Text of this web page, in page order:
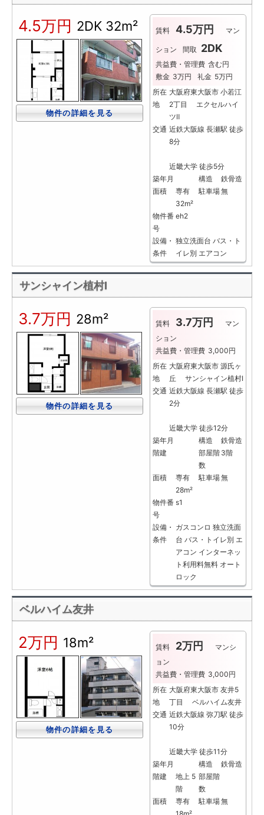
4.5万円 2DK 32m²
物件の詳細を見る
賃料 4.5万円 マン
ション 間取 2DK
共益費・管理費 含む円
敷金 3万円 礼金 5万円
所在
地
大阪府東大阪市 小若江
2丁目 エクセルハイ
ツⅡ
交通 近鉄大阪線 長瀬駅 徒歩
8分
近畿大学 徒歩5分
築年月
構造
鉄骨造
面積
専有
32m²
駐車場無
物件番
号
eh2
設備・
条件
独立洗面台 バス・ト
イレ別 エアコン
サンシャイン植村Ⅰ
3.7万円 28m²
物件の詳細を見る
賃料 3.7万円
マン
ション
共益費・管理費 3,000円
所在
地
大阪府東大阪市 源氏ヶ
丘 サンシャイン植村Ⅰ
交通 近鉄大阪線 長瀬駅 徒歩
2分
近畿大学 徒歩12分
築年月
構造
鉄骨造
階建
部屋階
数
3階
面積
専有
28m²
駐車場無
物件番
号
s1
設備・
条件
ガスコンロ 独立洗面
台 バス・トイレ別 エ
アコン インターネッ
ト利用料無料 オート
ロック
ベルハイム友井
2万円 18m²
物件の詳細を見る
賃料 2万円
マンシ
ョン
共益費・管理費 3,000円
所在
地
大阪府東大阪市 友井5
丁目 ベルハイム友井
交通 近鉄大阪線 弥刀駅 徒歩
10分
近畿大学 徒歩11分
築年月
構造
鉄骨造
階建
地上 5
階
部屋階
数
面積
専有
駐車場無